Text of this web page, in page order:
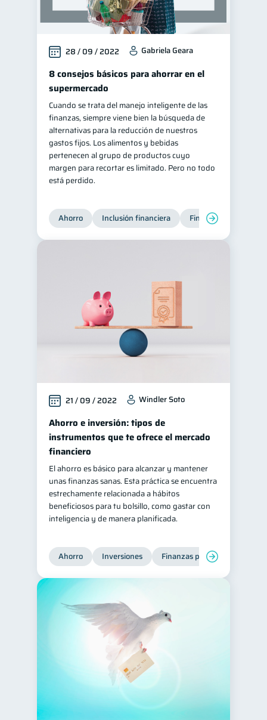
28 / 09 / 2022 Gabriela Geara
8 consejos básicos para ahorrar en el
supermercado
Cuando se trata del manejo inteligente de las
finanzas, siempre viene bien la búsqueda de
alternativas para la reducción de nuestros
gastos fijos. Los alimentos y bebidas
pertenecen al grupo de productos cuyo
margen para recortar es limitado. Pero no todo
está perdido.
Ahorro Inclusión financiera Finanzas para jóvenes
21 / 09 / 2022 Windler Soto
Ahorro e inversión: tipos de
instrumentos que te ofrece el mercado
financiero
El ahorro es básico para alcanzar y mantener
unas finanzas sanas. Esta práctica se encuentra
estrechamente relacionada a hábitos
beneficiosos para tu bolsillo, como gastar con
inteligencia y de manera planificada.
Ahorro Inversiones Finanzas para jóvenes